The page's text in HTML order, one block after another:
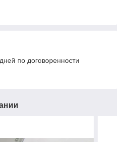
по договоренности